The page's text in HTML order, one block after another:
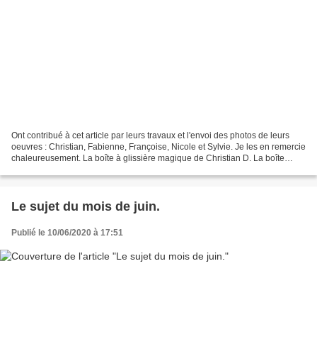
Ont contribué à cet article par leurs travaux et l'envoi des photos de leurs
oeuvres : Christian, Fabienne, Françoise, Nicole et Sylvie. Je les en remercie
chaleureusement. La boîte à glissière magique de Christian D. La boîte
Le sujet du mois de juin.
Publié le 10/06/2020 à 17:51